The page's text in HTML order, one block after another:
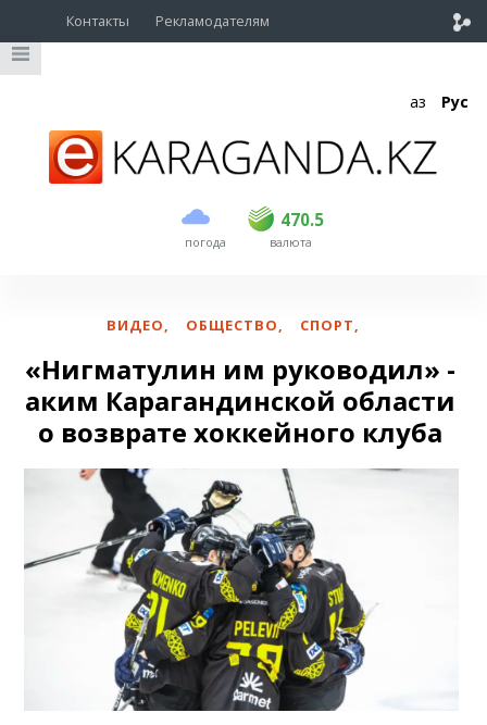
Контакты Рекламодателям
Қаз Рус
погода
470.5
USD 468.5 470.5
EUR валюта
ВИДЕО, ОБЩЕСТВО, СПОРТ,
«Нигматулин им руководил» -
аким Карагандинской области
о возврате хоккейного клуба